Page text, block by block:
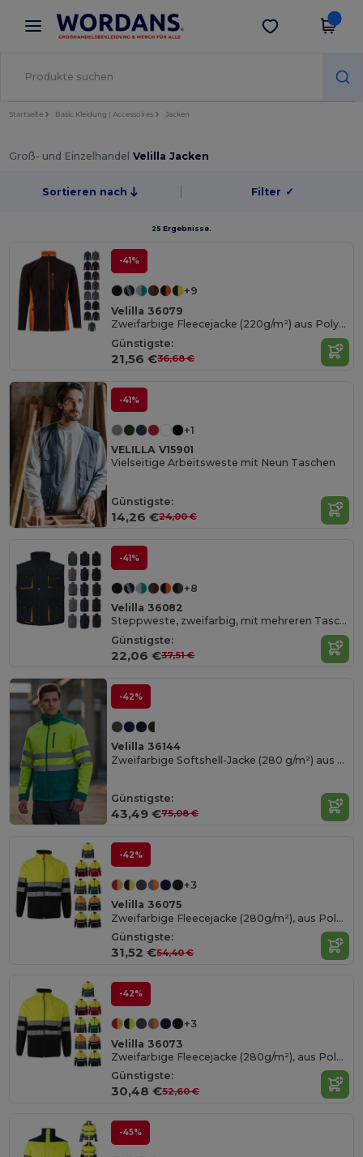
× Wordans App
Bessere Preise in der App!
App holen
Startseite Basic Kleidung | Accessoires Jacken
Groß- und Einzelhandel Velilla Jacken
Sortieren nach Filter ✓
25 Ergebnisse.
-41%
+9
Velilla 36079
Zweifarbige Fleecejacke (220g/m²) aus Polyester (100%)
Günstigste:
21,56 €36,68 €
-41%
+1
VELILLA V15901
Vielseitige Arbeitsweste mit Neun Taschen
Günstigste:
14,26 €24,00 €
-41%
+8
Velilla 36082
Steppweste, zweifarbig, mit mehreren Taschen (120g/m²), aus Polyester (100%)
Günstigste:
22,06 €37,51 €
-42%
Velilla 36144
Zweifarbige Softshell-Jacke (280 g/m²) aus Polyester (96 %) und Elastan (4 %)
Günstigste:
43,49 €75,08 €
-42%
+3
Velilla 36075
Zweifarbige Fleecejacke (280g/m²), aus Polyester (100%)
Günstigste:
31,52 €54,40 €
-42%
+3
Velilla 36073
Zweifarbige Fleecejacke (280g/m²), aus Polyester (100%)
Günstigste:
30,48 €52,60 €
-45%